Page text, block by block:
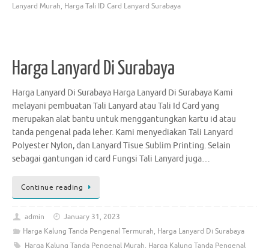
Lanyard Murah, Harga Tali ID Card Lanyard Surabaya
Harga Lanyard Di Surabaya
Harga Lanyard Di Surabaya Harga Lanyard Di Surabaya Kami
melayani pembuatan Tali Lanyard atau Tali Id Card yang
merupakan alat bantu untuk menggantungkan kartu id atau
tanda pengenal pada leher. Kami menyediakan Tali Lanyard
Polyester Nylon, dan Lanyard Tisue Sublim Printing. Selain
sebagai gantungan id card Fungsi Tali Lanyard juga…
Continue reading
admin
January 31, 2023
Harga Kalung Tanda Pengenal Termurah, Harga Lanyard Di Surabaya
Harga Kalung Tanda Pengenal Murah, Harga Kalung Tanda Pengenal